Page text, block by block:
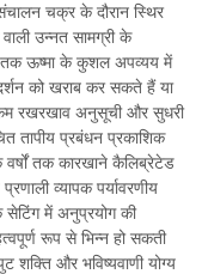
चक्र के दौरान स्थिर
उन्नत सामग्री के
तक ऊष्मा के कुशल अपव्यय में
को खराब कर सकते हैं या
रखरखाव अनुसूची और सुधरी
तापीय प्रबंधन प्रकाशिक
तक कारखाने कैलिब्रेटेड
व्यापक पर्यावरणीय
सेटिंग में अनुप्रयोग की
रूप से भिन्न हो सकती
शक्ति और भविष्यवाणी योग्य